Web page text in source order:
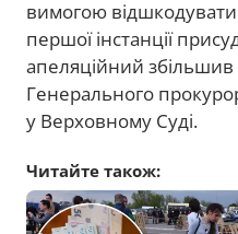
вимогою
першої інстанції
апеляційний
Генерального
у Верховному Суді.
Читайте також: